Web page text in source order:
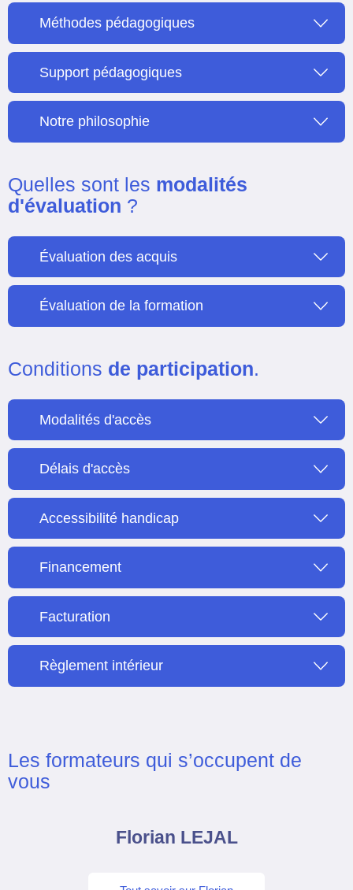
Méthodes pédagogiques
Support pédagogiques
Notre philosophie
Quelles sont les modalités
d'évaluation ?
Évaluation des acquis
Évaluation de la formation
Conditions de participation.
Modalités d'accès
Délais d'accès
Accessibilité handicap
Financement
Facturation
Règlement intérieur
Les formateurs qui s’occupent de
vous
Florian LEJAL